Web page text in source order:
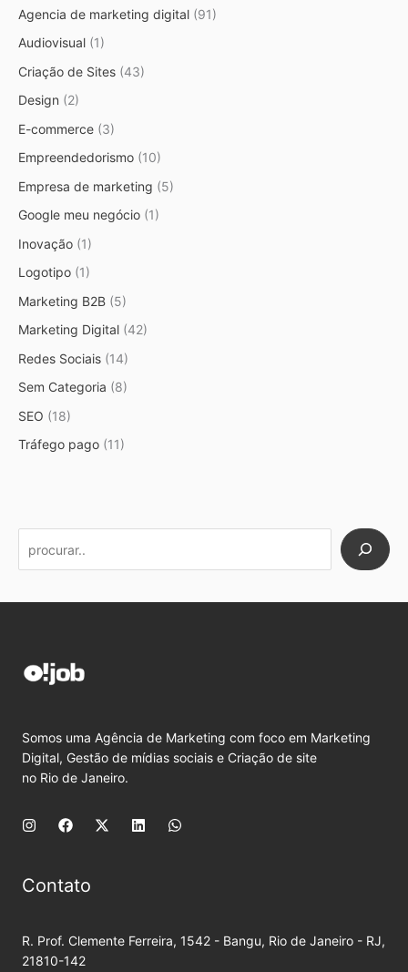
Agencia de marketing digital (91)
Audiovisual (1)
Criação de Sites (43)
Design (2)
E-commerce (3)
Empreendedorismo (10)
Empresa de marketing (5)
Google meu negócio (1)
Inovação (1)
Logotipo (1)
Marketing B2B (5)
Marketing Digital (42)
Redes Sociais (14)
Sem Categoria (8)
SEO (18)
Tráfego pago (11)
Somos uma Agência de Marketing com foco em Marketing
Digital, Gestão de mídias sociais e Criação de site
no Rio de Janeiro.
Contato
R. Prof. Clemente Ferreira, 1542 - Bangu, Rio de Janeiro - RJ,
21810-142